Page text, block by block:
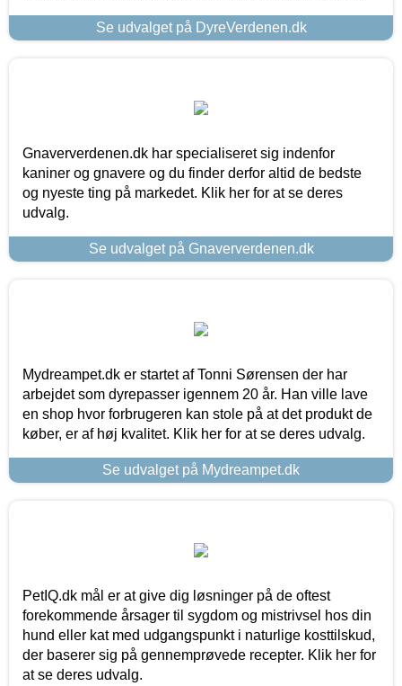
Se udvalget på DyreVerdenen.dk
Gnaververdenen.dk har specialiseret sig indenfor
kaniner og gnavere og du finder derfor altid de bedste
og nyeste ting på markedet. Klik her for at se deres
udvalg.
Se udvalget på Gnaververdenen.dk
Mydreampet.dk er startet af Tonni Sørensen der har
arbejdet som dyrepasser igennem 20 år. Han ville lave
en shop hvor forbrugeren kan stole på at det produkt de
køber, er af høj kvalitet. Klik her for at se deres udvalg.
Se udvalget på Mydreampet.dk
PetIQ.dk mål er at give dig løsninger på de oftest
forekommende årsager til sygdom og mistrivsel hos din
hund eller kat med udgangspunkt i naturlige kosttilskud,
der baserer sig på gennemprøvede recepter. Klik her for
at se deres udvalg.